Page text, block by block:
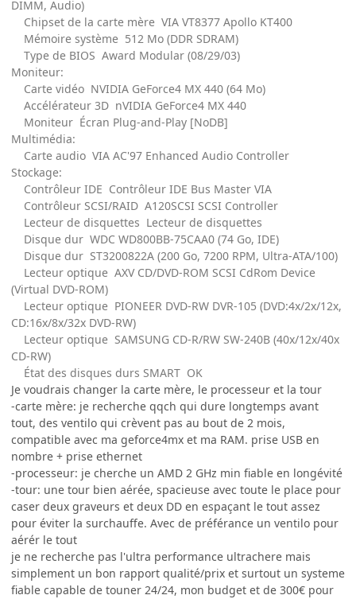
DIMM, Audio)
Chipset de la carte mère VIA VT8377 Apollo KT400
Mémoire système 512 Mo (DDR SDRAM)
Type de BIOS Award Modular (08/29/03)
Moniteur:
Carte vidéo NVIDIA GeForce4 MX 440 (64 Mo)
Accélérateur 3D nVIDIA GeForce4 MX 440
Moniteur Écran Plug-and-Play [NoDB]
Multimédia:
Carte audio VIA AC'97 Enhanced Audio Controller
Stockage:
Contrôleur IDE Contrôleur IDE Bus Master VIA
Contrôleur SCSI/RAID A120SCSI SCSI Controller
Lecteur de disquettes Lecteur de disquettes
Disque dur WDC WD800BB-75CAA0 (74 Go, IDE)
Disque dur ST3200822A (200 Go, 7200 RPM, Ultra-ATA/100)
Lecteur optique AXV CD/DVD-ROM SCSI CdRom Device
(Virtual DVD-ROM)
Lecteur optique PIONEER DVD-RW DVR-105 (DVD:4x/2x/12x,
CD:16x/8x/32x DVD-RW)
Lecteur optique SAMSUNG CD-R/RW SW-240B (40x/12x/40x
CD-RW)
État des disques durs SMART OK
Je voudrais changer la carte mère, le processeur et la tour
-carte mère: je recherche qqch qui dure longtemps avant
tout, des ventilo qui crèvent pas au bout de 2 mois,
compatible avec ma geforce4mx et ma RAM. prise USB en
nombre + prise ethernet
-processeur: je cherche un AMD 2 GHz min fiable en longévité
-tour: une tour bien aérée, spacieuse avec toute le place pour
caser deux graveurs et deux DD en espaçant le tout assez
pour éviter la surchauffe. Avec de préférance un ventilo pour
aérér le tout
je ne recherche pas l'ultra performance ultrachere mais
simplement un bon rapport qualité/prix et surtout un systeme
fiable capable de touner 24/24, mon budget et de 300€ pour